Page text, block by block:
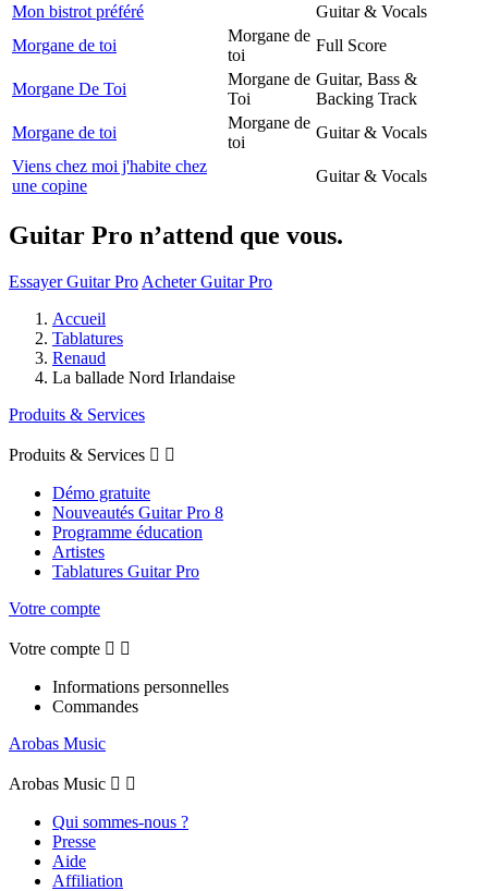
Mon bistrot préféré
Guitar & Vocals
Morgane de toi
Morgane de
toi
Full Score
Morgane De Toi
Morgane de
Toi
Guitar, Bass &
Backing Track
Morgane de toi
Morgane de
toi
Guitar & Vocals
Viens chez moi j'habite chez
une copine
Guitar & Vocals
Guitar Pro n’attend que vous.
Essayer Guitar Pro Acheter Guitar Pro
Accueil
Tablatures
Renaud
La ballade Nord Irlandaise
Produits & Services
Produits & Services  
Démo gratuite
Nouveautés Guitar Pro 8
Programme éducation
Artistes
Tablatures Guitar Pro
Votre compte
Votre compte  
Informations personnelles
Commandes
Arobas Music
Arobas Music  
Qui sommes-nous ?
Presse
Aide
Affiliation